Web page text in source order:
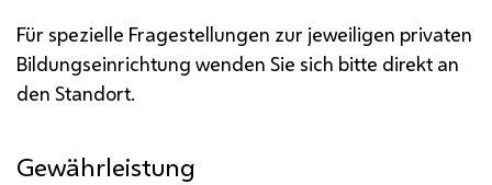
Für spezielle Fragestellungen zur jeweiligen privaten
Bildungseinrichtung wenden Sie sich bitte direkt an
den Standort.
Gewährleistung